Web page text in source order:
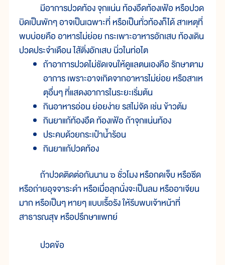
มีอาการปวดท้อง จุกแน่น ท้องอืดท้องเฟ้อ หรือปวด
บิดเป็นพักๆ อาจเป็นเฉพาะที่ หรือเป็นทั่วท้องก็ได้ สาเหตุที่
พบบ่อยคือ อาหารไม่ย่อย กระเพาะอาหารอักเสบ ท้องเดิน
ปวดประจำเดือน ไส้ติ่งอักเสบ นิ่วในท่อไต
ถ้าอาการปวดไม่ชัดเจนให้ดูแลตนเองคือ รักษาตาม
อาการ เพราะอาจเกิดจากอาหารไม่ย่อย หรือสาเห
ตุอื่นๆ ที่แสดงอาการในระยะเริ่มต้น
กินอาหารอ่อน ย่อยง่าย รสไม่จัด เช่น ข้าวต้ม
กินยาแก้ท้องอืด ท้องเฟ้อ ถ้าจุกแน่นท้อง
ประคบด้วยกระเป๋าน้ำร้อน
กินยาแก้ปวดท้อง
ถ้าปวดติดต่อกันนาน ๖ ชั่วโมง หรือกดเจ็บ หรือซีด
หรือถ่ายอุจจาระดำ หรือเมื่อลุกนั่งจะเป็นลม หรืออาเจียน
มาก หรือเป็นๆ หายๆ แบบเรื้อรัง ให้รีบพบเจ้าหน้าที่
สาธารณสุข หรือปรึกษาแพทย์
ปวดข้อ